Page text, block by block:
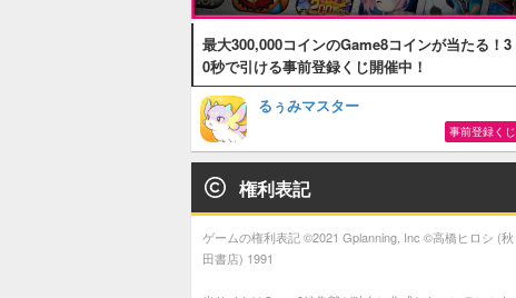
最大300,000コインのGame8コインが当たる！3
0秒で引ける事前登録くじ開催中！
るぅみマスター
事前登録くじ
権利表記
ゲームの権利表記 ©2021 Gplanning, Inc ©高橋ヒロシ (秋
田書店) 1991